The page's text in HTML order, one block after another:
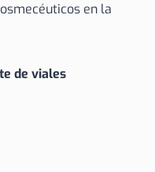
en la
de viales